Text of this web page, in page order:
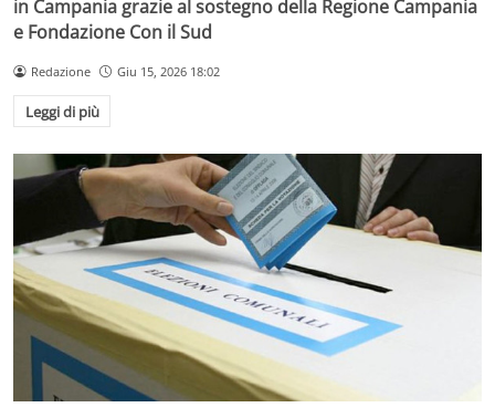
in Campania grazie al sostegno della Regione Campania
e Fondazione Con il Sud
Redazione Giu 15, 2026 18:02
Leggi di più